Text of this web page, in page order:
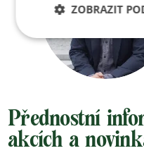
Přednostní
akcích a
ZOBRAZIT